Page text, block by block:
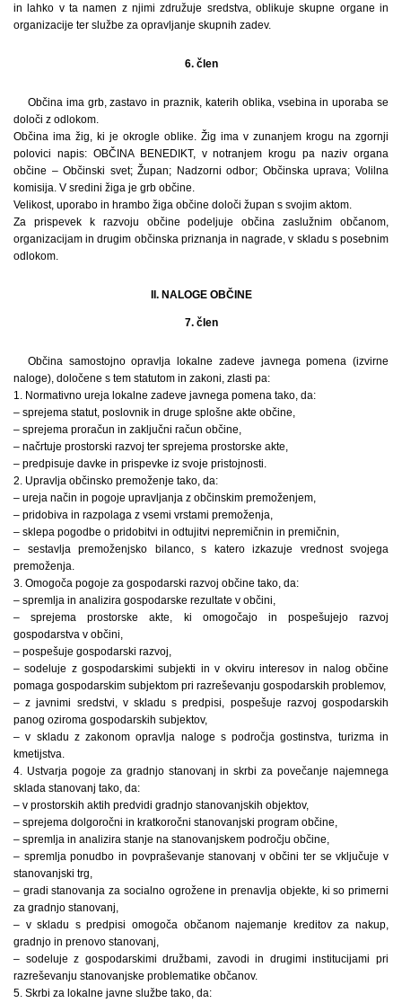
in lahko v ta namen z njimi združuje sredstva, oblikuje skupne organe in
organizacije ter službe za opravljanje skupnih zadev.
6. člen
Občina ima grb, zastavo in praznik, katerih oblika, vsebina in uporaba se
določi z odlokom.
Občina ima žig, ki je okrogle oblike. Žig ima v zunanjem krogu na zgornji
polovici napis: OBČINA BENEDIKT, v notranjem krogu pa naziv organa
občine – Občinski svet; Župan; Nadzorni odbor; Občinska uprava; Volilna
komisija. V sredini žiga je grb občine.
Velikost, uporabo in hrambo žiga občine določi župan s svojim aktom.
Za prispevek k razvoju občine podeljuje občina zaslužnim občanom,
organizacijam in drugim občinska priznanja in nagrade, v skladu s posebnim
odlokom.
II. NALOGE OBČINE
7. člen
Občina samostojno opravlja lokalne zadeve javnega pomena (izvirne
naloge), določene s tem statutom in zakoni, zlasti pa:
1. Normativno ureja lokalne zadeve javnega pomena tako, da:
– sprejema statut, poslovnik in druge splošne akte občine,
– sprejema proračun in zaključni račun občine,
– načrtuje prostorski razvoj ter sprejema prostorske akte,
– predpisuje davke in prispevke iz svoje pristojnosti.
2. Upravlja občinsko premoženje tako, da:
– ureja način in pogoje upravljanja z občinskim premoženjem,
– pridobiva in razpolaga z vsemi vrstami premoženja,
– sklepa pogodbe o pridobitvi in odtujitvi nepremičnin in premičnin,
– sestavlja premoženjsko bilanco, s katero izkazuje vrednost svojega
premoženja.
3. Omogoča pogoje za gospodarski razvoj občine tako, da:
– spremlja in analizira gospodarske rezultate v občini,
– sprejema prostorske akte, ki omogočajo in pospešujejo razvoj
gospodarstva v občini,
– pospešuje gospodarski razvoj,
– sodeluje z gospodarskimi subjekti in v okviru interesov in nalog občine
pomaga gospodarskim subjektom pri razreševanju gospodarskih problemov,
– z javnimi sredstvi, v skladu s predpisi, pospešuje razvoj gospodarskih
panog oziroma gospodarskih subjektov,
– v skladu z zakonom opravlja naloge s področja gostinstva, turizma in
kmetijstva.
4. Ustvarja pogoje za gradnjo stanovanj in skrbi za povečanje najemnega
sklada stanovanj tako, da:
– v prostorskih aktih predvidi gradnjo stanovanjskih objektov,
– sprejema dolgoročni in kratkoročni stanovanjski program občine,
– spremlja in analizira stanje na stanovanjskem področju občine,
– spremlja ponudbo in povpraševanje stanovanj v občini ter se vključuje v
stanovanjski trg,
– gradi stanovanja za socialno ogrožene in prenavlja objekte, ki so primerni
za gradnjo stanovanj,
– v skladu s predpisi omogoča občanom najemanje kreditov za nakup,
gradnjo in prenovo stanovanj,
– sodeluje z gospodarskimi družbami, zavodi in drugimi institucijami pri
razreševanju stanovanjske problematike občanov.
5. Skrbi za lokalne javne službe tako, da: